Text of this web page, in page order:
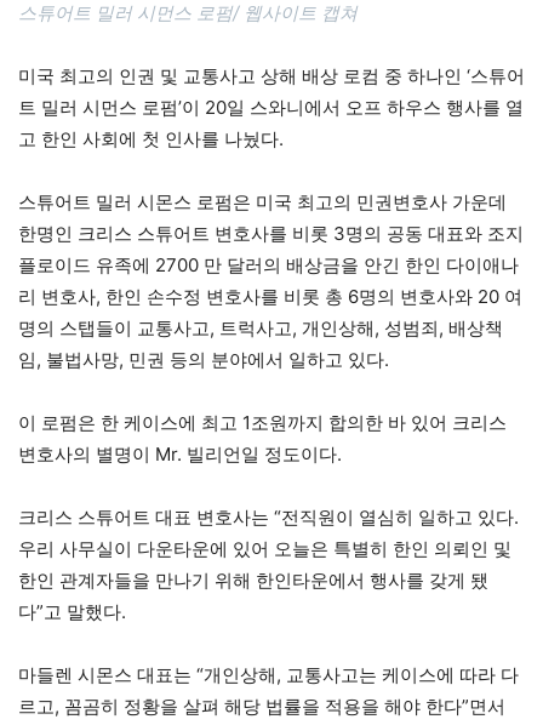
스튜어트 밀러 시먼스 로펌/ 웹사이트 캡쳐
미국 최고의 인권 및 교통사고 상해 배상 로컴 중 하나인 ‘스튜어
트 밀러 시먼스 로펌’이 20일 스와니에서 오프 하우스 행사를 열
고 한인 사회에 첫 인사를 나눴다.
스튜어트 밀러 시몬스 로펌은 미국 최고의 민권변호사 가운데
한명인 크리스 스튜어트 변호사를 비롯 3명의 공동 대표와 조지
플로이드 유족에 2700 만 달러의 배상금을 안긴 한인 다이애나
리 변호사, 한인 손수정 변호사를 비롯 총 6명의 변호사와 20 여
명의 스탭들이 교통사고, 트럭사고, 개인상해, 성범죄, 배상책
임, 불법사망, 민권 등의 분야에서 일하고 있다.
이 로펌은 한 케이스에 최고 1조원까지 합의한 바 있어 크리스
변호사의 별명이 Mr. 빌리언일 정도이다.
크리스 스튜어트 대표 변호사는 “전직원이 열심히 일하고 있다.
우리 사무실이 다운타운에 있어 오늘은 특별히 한인 의뢰인 및
한인 관계자들을 만나기 위해 한인타운에서 행사를 갖게 됐
다”고 말했다.
마들렌 시몬스 대표는 “개인상해, 교통사고는 케이스에 따라 다
르고, 꼼곰히 정황을 살펴 해당 법률을 적용을 해야 한다”면서